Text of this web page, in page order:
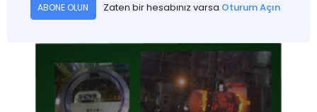
ABONE OLUN Zaten bir hesabınız varsa Oturum Açın